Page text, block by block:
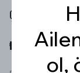
ÇİZGİLİ OVERSİZE
₺ 479.99
ol,